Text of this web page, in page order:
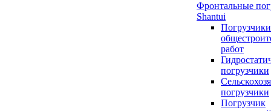
Фронтальные
Shantui
работ
погрузчики
погрузчики
Погрузчик